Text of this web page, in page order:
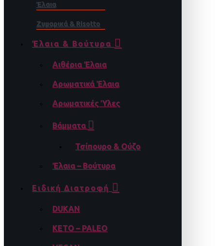
Έλαια
Ζυμαρικά & Risotto
Έλαια & Βούτυρα
Αιθέρια Έλαια
Αρωματικά Έλαια
Αρωματικές Ύλες
Βάμματα
Τσίπουρο & Ούζο
Έλαια – Βούτυρα
Ειδική Διατροφή
DUKAN
KETO – PALEO